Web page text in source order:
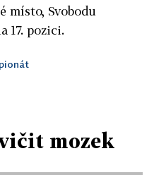
místo, Svobodu
17. pozici.
mozek